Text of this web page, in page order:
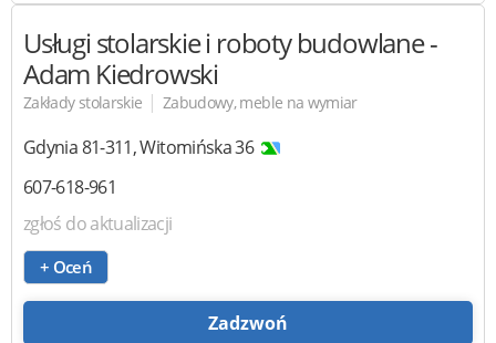
Usługi stolarskie i roboty budowlane-
Adam Kiedrowski
Zakłady stolarskie | Zabudowy, meble na wymiar
Gdynia81-311,Witomińska 36
607-618-961
zgłoś do aktualizacji
+ Oceń
Zadzwoń